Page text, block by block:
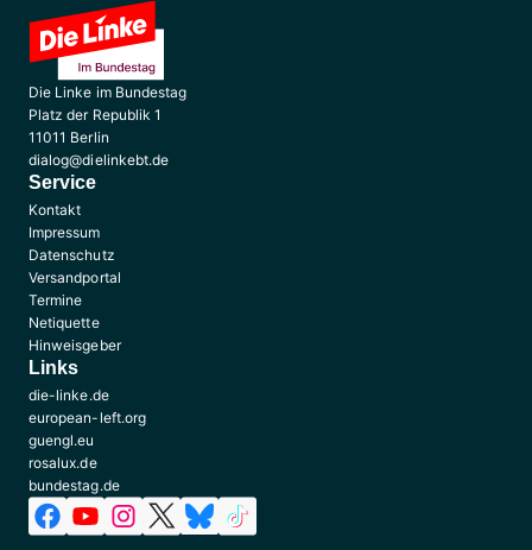
Die Linke im Bundestag
Platz der Republik 1
11011 Berlin
dialog@dielinkebt.de
Service
Kontakt
Impressum
Datenschutz
Versandportal
Termine
Netiquette
Hinweisgeber
Links
die-linke.de
european-left.org
guengl.eu
rosalux.de
bundestag.de